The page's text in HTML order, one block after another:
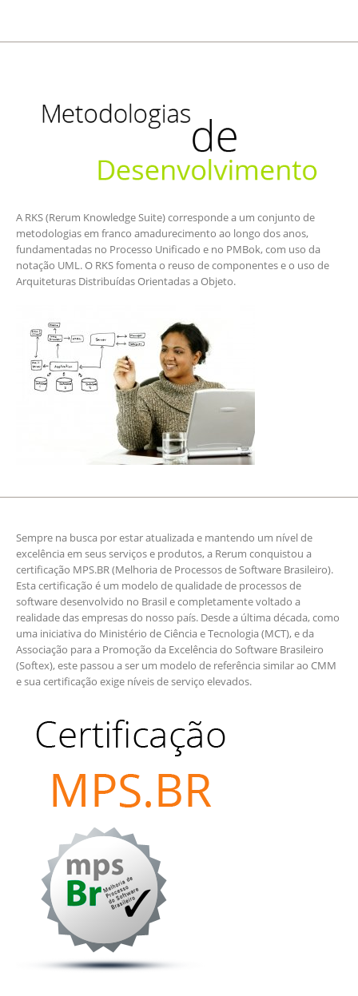
A RKS (Rerum Knowledge Suite) corresponde a um conjunto de
metodologias em franco amadurecimento ao longo dos anos,
fundamentadas no Processo Unificado e no PMBok, com uso da
notação UML. O RKS fomenta o reuso de componentes e o uso de
Arquiteturas Distribuídas Orientadas a Objeto.
Sempre na busca por estar atualizada e mantendo um nível de
excelência em seus serviços e produtos, a Rerum conquistou a
certificação MPS.BR (Melhoria de Processos de Software Brasileiro).
Esta certificação é um modelo de qualidade de processos de
software desenvolvido no Brasil e completamente voltado a
realidade das empresas do nosso país. Desde a última década, como
uma iniciativa do Ministério de Ciência e Tecnologia (MCT), e da
Associação para a Promoção da Excelência do Software Brasileiro
(Softex), este passou a ser um modelo de referência similar ao CMM
e sua certificação exige níveis de serviço elevados.